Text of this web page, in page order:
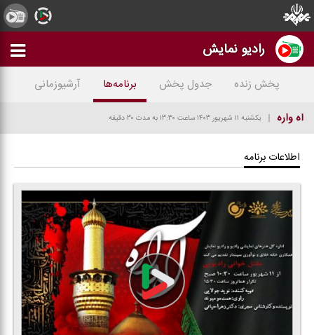
رادیو نمایش
پخش زنده جدول پخش برنامه‌ها
آرشیوزمانی
آه واره
یکشنبه ۱۱ شهریور ۱۴۰۳ ساعت ۱۳:۳۰ به مدت ۳۰ دقیقه
اطلاعات برنامه